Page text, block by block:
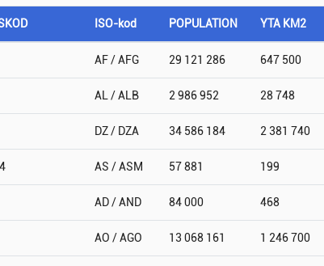
ISO-kod POPULATION YTA KM2
AF / AFG 29 121 286 647 500
AL / ALB 2 986 952 28 748
DZ / DZA 34 586 184 2 381 740
AS / ASM 57 881 199
AD / AND 84 000 468
AO / AGO 13 068 161 1 246 700